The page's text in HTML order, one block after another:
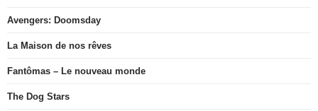
Avengers: Doomsday
La Maison de nos rêves
Fantômas – Le nouveau monde
The Dog Stars